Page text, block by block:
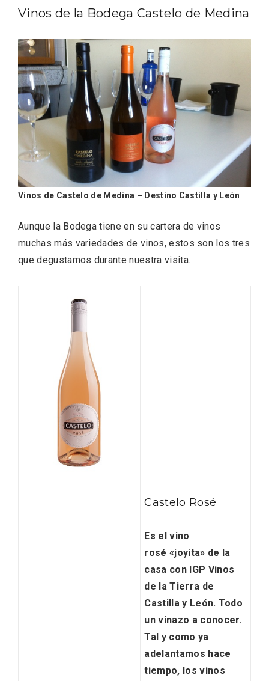
Vinos de la Bodega Castelo de Medina
Vinos de Castelo de Medina – Destino Castilla y León
Aunque la Bodega tiene en su cartera de vinos
muchas más variedades de vinos, estos son los tres
que degustamos durante nuestra visita.
Castelo Rosé
Es el vino
rosé «joyita» de la
casa con IGP Vinos
de la Tierra de
Castilla y León. Todo
un vinazo a conocer.
Tal y como ya
adelantamos hace
tiempo, los vinos
La zonificación como recurso turístico
de la Ruta del Vino de Rueda